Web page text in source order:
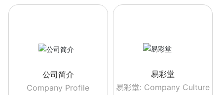
公司简介
Company Profile
易彩堂
易彩堂: Company Culture